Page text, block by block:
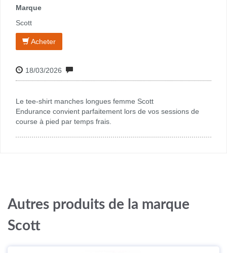
Marque
Scott
Acheter
18/03/2026
Le tee-shirt manches longues femme Scott
Endurance convient parfaitement lors de vos sessions de
course à pied par temps frais.
Autres produits de la marque
Scott